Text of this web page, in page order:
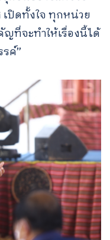
เปิดทั้งใจ ทุกหน่วย
ที่จะทำให้เรื่องนี้ได้
ค์”